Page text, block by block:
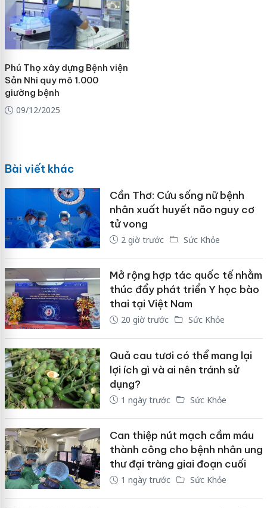
Phú Thọ xây dựng Bệnh viện
Sản Nhi quy mô 1.000
giường bệnh
09/12/2025
Bài viết khác
Cần Thơ: Cứu sống nữ bệnh
nhân xuất huyết não nguy cơ
tử vong
2 giờ trước Sức Khỏe
Mở rộng hợp tác quốc tế nhằm
thúc đẩy phát triển Y học bào
thai tại Việt Nam
20 giờ trước Sức Khỏe
Quả cau tươi có thể mang lại
lợi ích gì và ai nên tránh sử
dụng?
1 ngày trước Sức Khỏe
Can thiệp nút mạch cầm máu
thành công cho bệnh nhân ung
thư đại tràng giai đoạn cuối
1 ngày trước Sức Khỏe